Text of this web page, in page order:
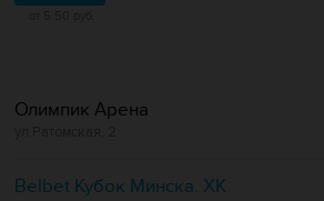
Олимпик Арена
Belbet Кубок Минска. ХК